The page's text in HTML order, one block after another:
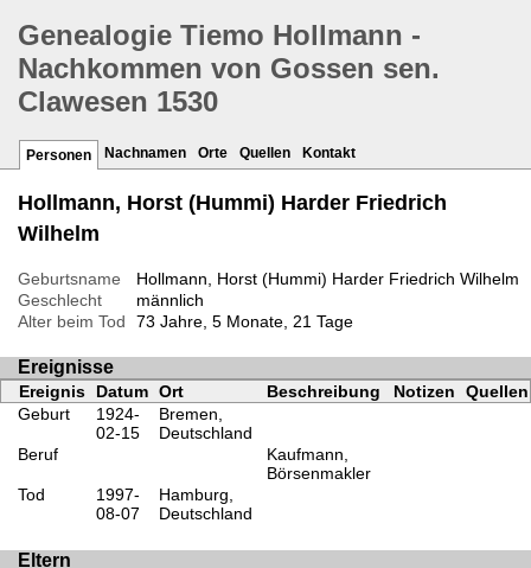
Genealogie Tiemo Hollmann -
Nachkommen von Gossen sen.
Clawesen 1530
Personen Nachnamen Orte Quellen Kontakt
Hollmann, Horst (Hummi) Harder Friedrich
Wilhelm
Geburtsname
Hollmann, Horst (Hummi) Harder Friedrich Wilhelm
Geschlecht
männlich
Alter beim Tod
73 Jahre, 5 Monate, 21 Tage
Ereignisse
Ereignis Datum Ort Beschreibung Notizen
Quellen
Geburt
1924-
02-15
Bremen,
Deutschland
Beruf
Kaufmann,
Börsenmakler
Tod
1997-
08-07
Hamburg,
Deutschland
Eltern